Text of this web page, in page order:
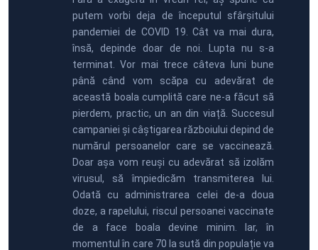
putem vorbi deja de începutul sfârșitului
pandemiei de COVID 19. Cât va mai dura,
însă, depinde doar de noi. Lupta nu s-a
terminat. Vor mai trece câteva luni bune
până când vom scăpa cu adevărat de
această boala cumplită care ne-a făcut să
pierdem, practic, un an din viață. Succesul
campaniei și câștigarea războiului depind de
numărul persoanelor care se vaccinează.
Doar așa vom reuși cu adevărat să izolăm
virusul, să împiedicăm transmiterea lui.
Odată cu administrarea celei de-a doua
doze, a rapelului, riscul persoanei vaccinate
de a face boala devine minim. Iar, în
momentul în care 70 la sută din populație va